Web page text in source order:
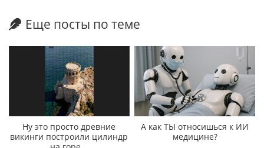
Еще посты по теме
Ну это просто древние
викинги построили цилиндр
А как ТЫ относишься к ИИ
медицине?